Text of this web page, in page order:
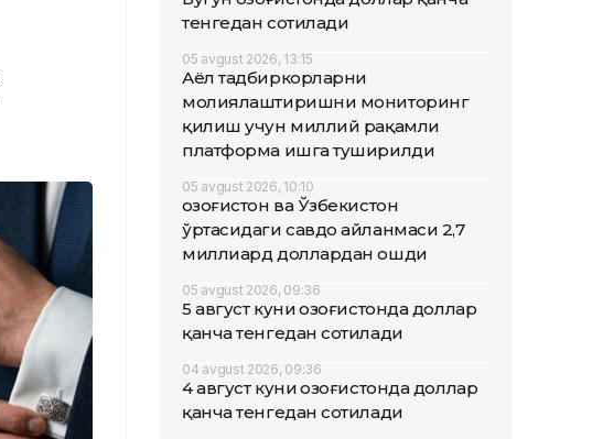
тенгедан сотилади
05 avgust 2026, 13:15
Аёл тадбиркорларни
молиялаштиришни мониторинг
қилиш учун миллий рақамли
платформа ишга туширилди
05 avgust 2026, 10:10
Қозоғистон ва Ўзбекистон
ўртасидаги савдо айланмаси 2,7
миллиард доллардан ошди
05 avgust 2026, 09:36
5 август куни Қозоғистонда доллар
қанча тенгедан сотилади
04 avgust 2026, 09:36
4 август куни Қозоғистонда доллар
қанча тенгедан сотилади